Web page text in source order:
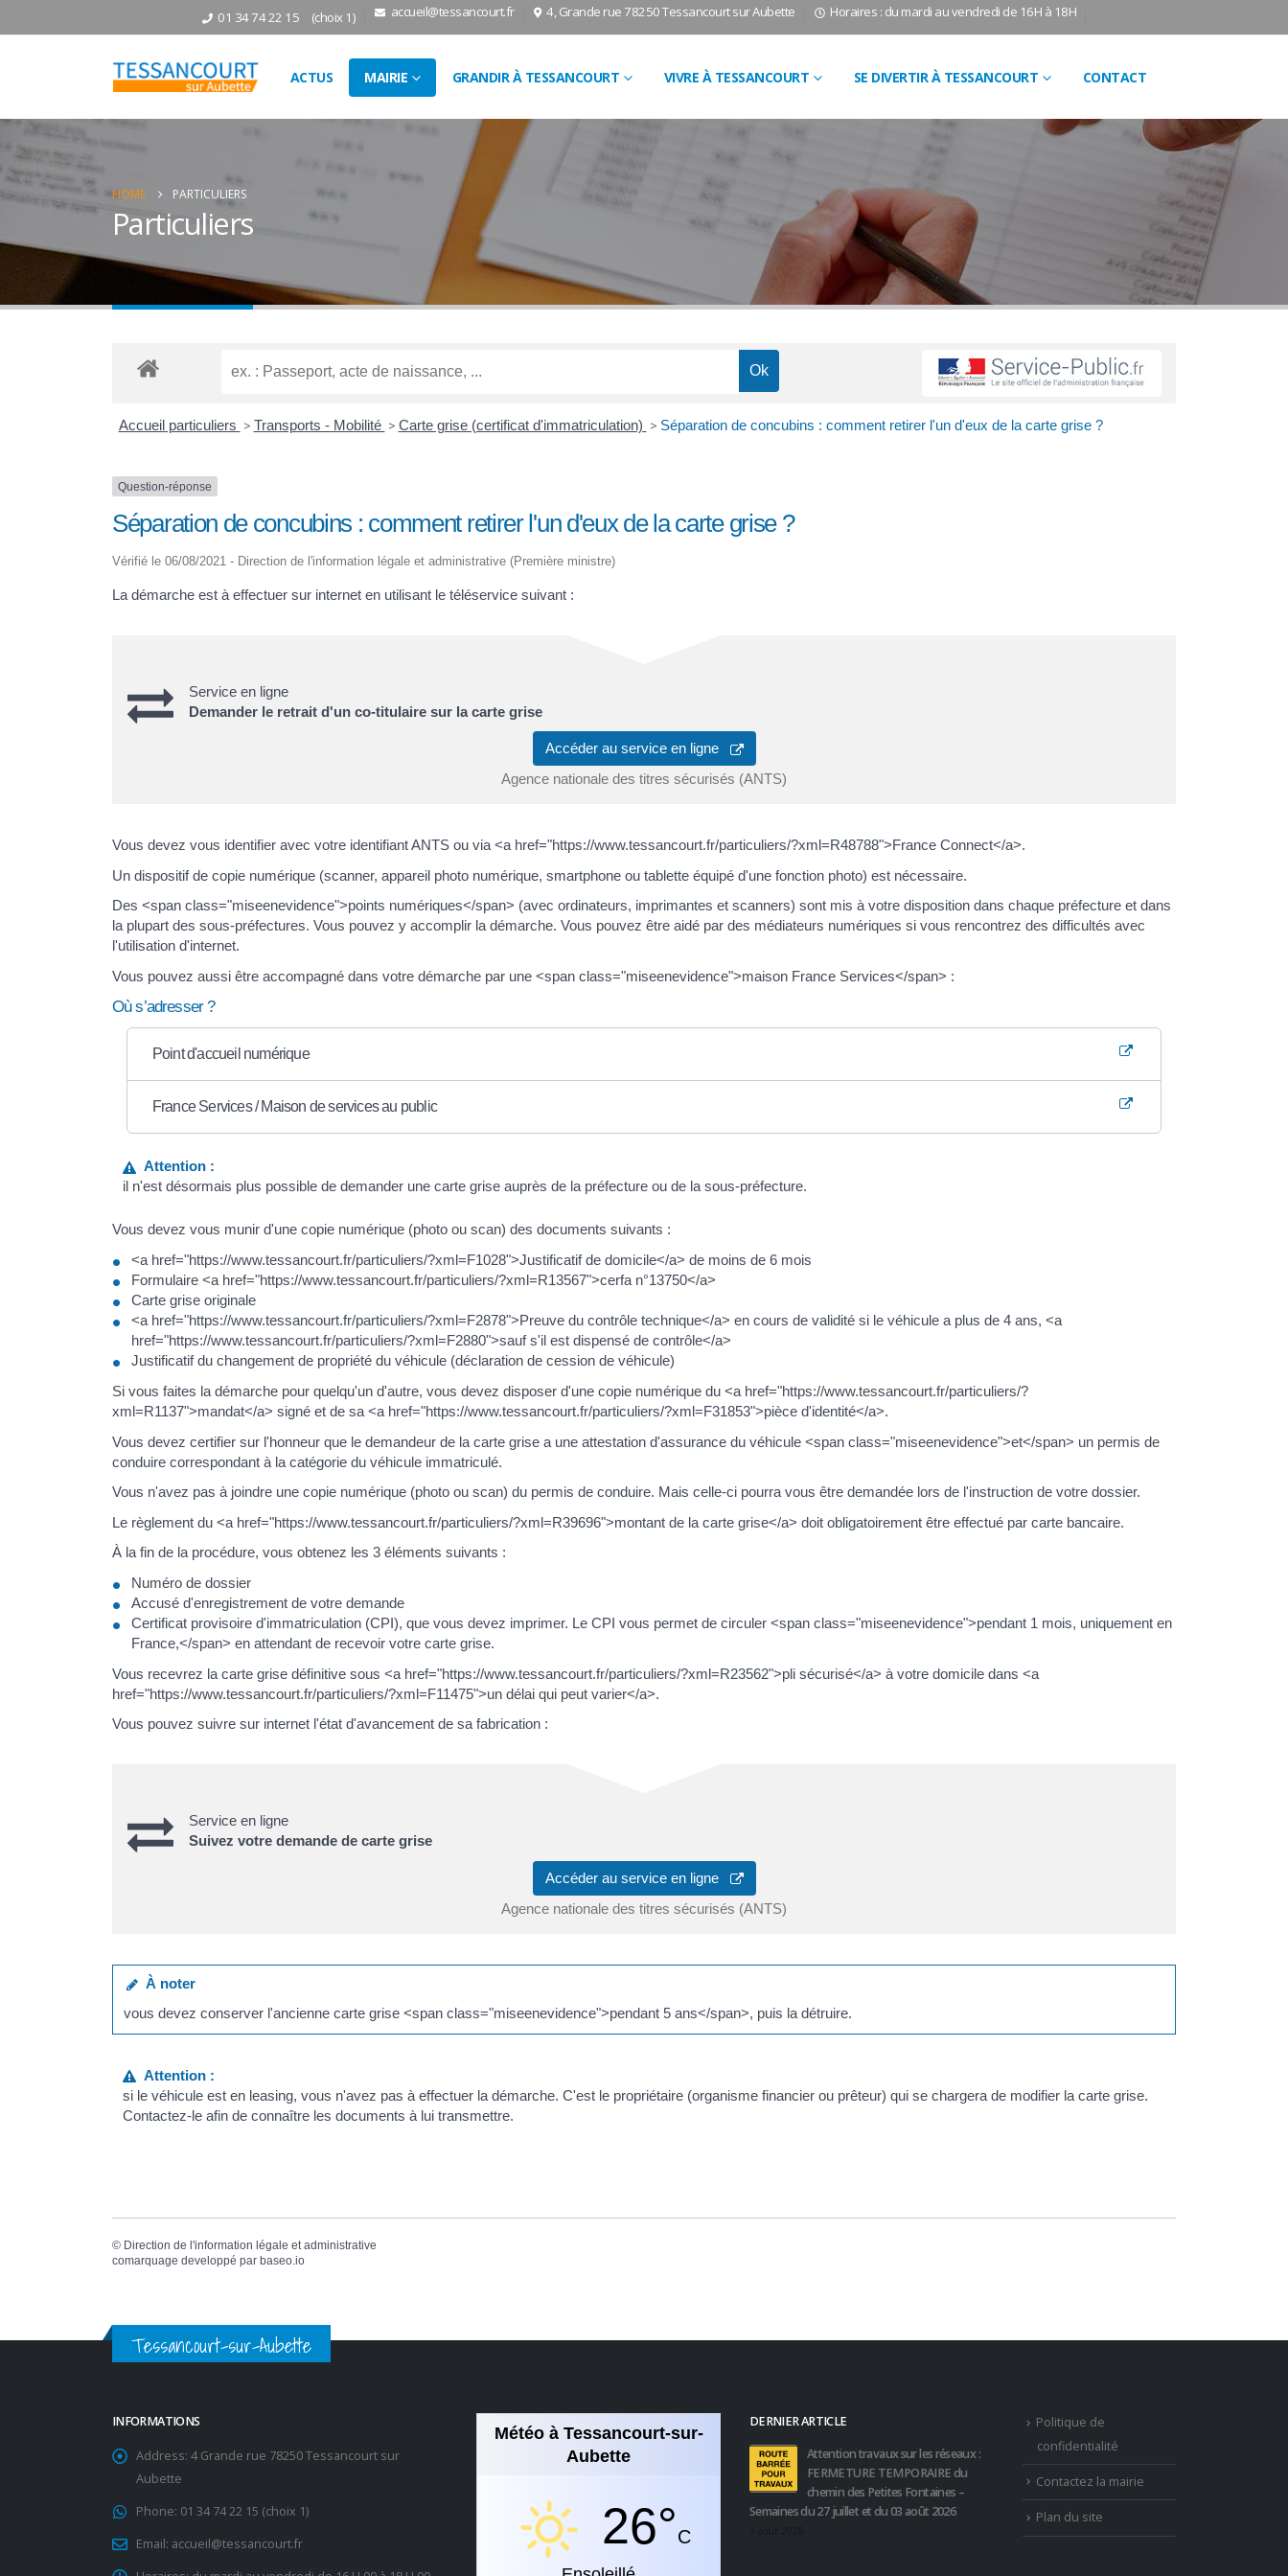
01 34 74 22 15 (choix 1) accueil@tessancourt.fr 4, Grande rue 78250 Tessancourt sur Aubette Horaires : du mardi au vendredi de 16H à 18H
ACTUS MAIRIE GRANDIR À TESSANCOURT VIVRE À TESSANCOURT SE DIVERTIR À TESSANCOURT CONTACT
HOME PARTICULIERS
Particuliers
Accueil particuliers > Transports - Mobilité > Carte grise (certificat d'immatriculation) > Séparation de concubins : comment retirer l'un d'eux de la carte grise ?
Question-réponse
Séparation de concubins : comment retirer l'un d'eux de la carte grise ?
Vérifié le 06/08/2021 - Direction de l'information légale et administrative (Première ministre)
La démarche est à effectuer sur internet en utilisant le téléservice suivant :
Service en ligne
Demander le retrait d'un co-titulaire sur la carte grise
Accéder au service en ligne
Agence nationale des titres sécurisés (ANTS)
Vous devez vous identifier avec votre identifiant ANTS ou via <a href="https://www.tessancourt.fr/particuliers/?xml=R48788">France Connect</a>.
Un dispositif de copie numérique (scanner, appareil photo numérique, smartphone ou tablette équipé d'une fonction photo) est nécessaire.
Des <span class="miseenevidence">points numériques</span> (avec ordinateurs, imprimantes et scanners) sont mis à votre disposition dans chaque préfecture et dans
la plupart des sous-préfectures. Vous pouvez y accomplir la démarche. Vous pouvez être aidé par des médiateurs numériques si vous rencontrez des difficultés avec
l'utilisation d'internet.
Vous pouvez aussi être accompagné dans votre démarche par une <span class="miseenevidence">maison France Services</span> :
Où s’adresser ?
Point d'accueil numérique
France Services / Maison de services au public
Attention :
il n'est désormais plus possible de demander une carte grise auprès de la préfecture ou de la sous-préfecture.
Vous devez vous munir d'une copie numérique (photo ou scan) des documents suivants :
<a href="https://www.tessancourt.fr/particuliers/?xml=F1028">Justificatif de domicile</a> de moins de 6 mois
Formulaire <a href="https://www.tessancourt.fr/particuliers/?xml=R13567">cerfa n°13750</a>
Carte grise originale
<a href="https://www.tessancourt.fr/particuliers/?xml=F2878">Preuve du contrôle technique</a> en cours de validité si le véhicule a plus de 4 ans, <a
href="https://www.tessancourt.fr/particuliers/?xml=F2880">sauf s'il est dispensé de contrôle</a>
Justificatif du changement de propriété du véhicule (déclaration de cession de véhicule)
Si vous faites la démarche pour quelqu'un d'autre, vous devez disposer d'une copie numérique du <a href="https://www.tessancourt.fr/particuliers/?
xml=R1137">mandat</a> signé et de sa <a href="https://www.tessancourt.fr/particuliers/?xml=F31853">pièce d'identité</a>.
Vous devez certifier sur l'honneur que le demandeur de la carte grise a une attestation d'assurance du véhicule <span class="miseenevidence">et</span> un permis de
conduire correspondant à la catégorie du véhicule immatriculé.
Vous n'avez pas à joindre une copie numérique (photo ou scan) du permis de conduire. Mais celle-ci pourra vous être demandée lors de l'instruction de votre dossier.
Le règlement du <a href="https://www.tessancourt.fr/particuliers/?xml=R39696">montant de la carte grise</a> doit obligatoirement être effectué par carte bancaire.
À la fin de la procédure, vous obtenez les 3 éléments suivants :
Numéro de dossier
Accusé d'enregistrement de votre demande
Certificat provisoire d'immatriculation (CPI), que vous devez imprimer. Le CPI vous permet de circuler <span class="miseenevidence">pendant 1 mois, uniquement en
France,</span> en attendant de recevoir votre carte grise.
Vous recevrez la carte grise définitive sous <a href="https://www.tessancourt.fr/particuliers/?xml=R23562">pli sécurisé</a> à votre domicile dans <a
href="https://www.tessancourt.fr/particuliers/?xml=F11475">un délai qui peut varier</a>.
Vous pouvez suivre sur internet l'état d'avancement de sa fabrication :
Service en ligne
Suivez votre demande de carte grise
Accéder au service en ligne
Agence nationale des titres sécurisés (ANTS)
À noter
vous devez conserver l'ancienne carte grise <span class="miseenevidence">pendant 5 ans</span>, puis la détruire.
Attention :
si le véhicule est en leasing, vous n'avez pas à effectuer la démarche. C'est le propriétaire (organisme financier ou prêteur) qui se chargera de modifier la carte grise.
Contactez-le afin de connaître les documents à lui transmettre.
© Direction de l'information légale et administrative
comarquage developpé par baseo.io
Tessancourt-sur-Aubette
INFORMATIONS
Address: 4 Grande rue 78250 Tessancourt sur
Aubette
Phone: 01 34 74 22 15 (choix 1)
Email: accueil@tessancourt.fr
Météo à Tessancourt-sur-
Aubette
26°C
DERNIER ARTICLE
Attention travaux sur les réseaux :
FERMETURE TEMPORAIRE du
chemin des Petites Fontaines –
Semaines du 27 juillet et du 03 août 2026
Politique de
confidentialité
Contactez la mairie
Plan du site